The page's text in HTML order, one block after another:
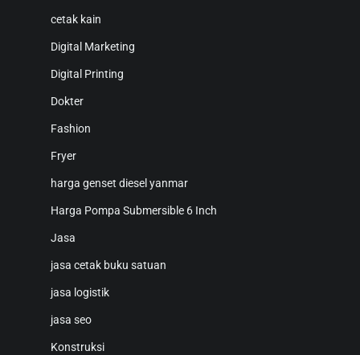
cetak kain
Digital Marketing
Digital Printing
Dokter
Fashion
Fryer
harga genset diesel yanmar
Harga Pompa Submersible 6 Inch
Jasa
jasa cetak buku satuan
jasa logistik
jasa seo
Konstruksi